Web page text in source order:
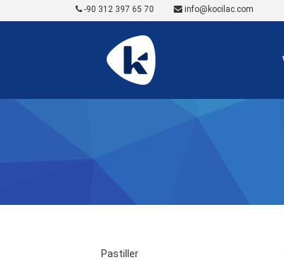
-90 312 397 65 70 info@kocilac.com
Pastiller